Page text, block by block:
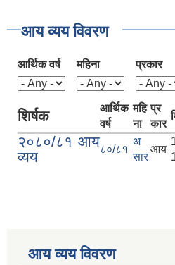
आय व्यय विवरण
आर्थिक वर्ष महिना प्रकार
शिर्षक
आर्थिक
वर्ष
महि
ना
प्र
कार
२०८०/८१ आय
व्यय
८०/८१
अ
सार
आय
आय व्यय विवरण